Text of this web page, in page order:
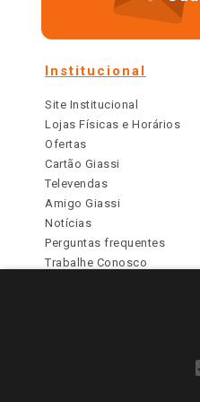
Institucional
Site Institucional
Lojas Físicas e Horários
Ofertas
Cartão Giassi
Televendas
Amigo Giassi
Notícias
Perguntas frequentes
Trabalhe Conosco
TODOS OS